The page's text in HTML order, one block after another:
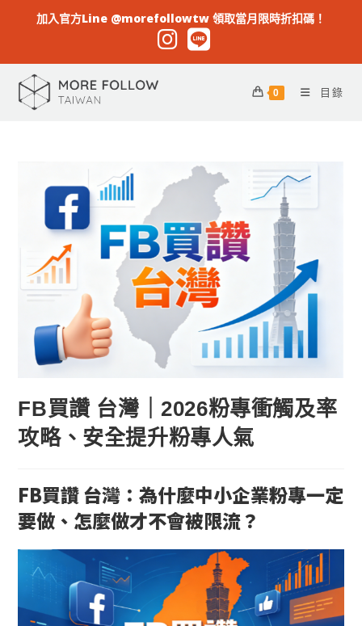
加入官方Line @morefollowtw 領取當月限時折扣碼！
0 目錄
FB買讚 台灣｜2026粉專衝觸及率
攻略、安全提升粉專人氣
FB買讚 台灣：為什麼中小企業粉專一定
要做、怎麼做才不會被限流？